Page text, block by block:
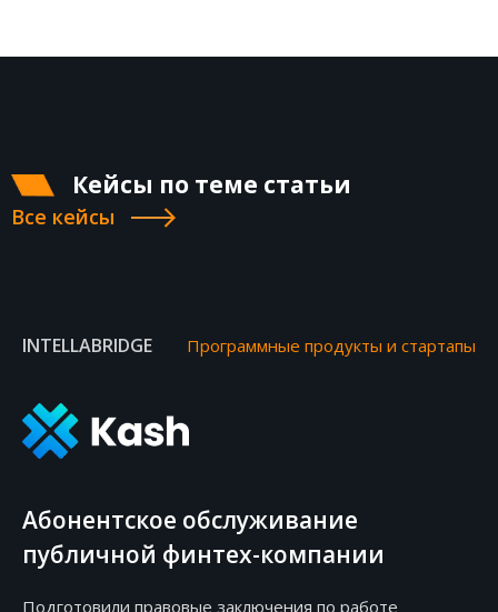
Кейсы по теме статьи
Все кейсы
INTELLABRIDGE Программные продукты и стартапы
Абонентское обслуживание
публичной финтех-компании
Подготовили правовые заключения по работе